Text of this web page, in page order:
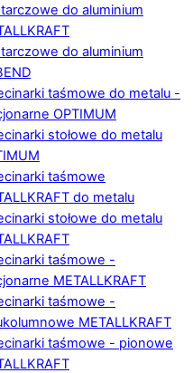
tarczowe do aluminium
tarczowe do aluminium
taśmowe do metalu -
OPTIMUM
stołowe do metalu
taśmowe
do metalu
stołowe do metalu
taśmowe -
METALLKRAFT
taśmowe -
METALLKRAFT
taśmowe - pionowe